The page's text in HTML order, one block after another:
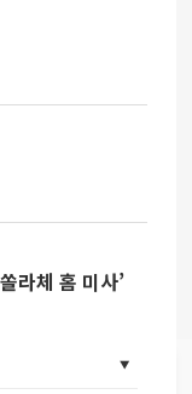
라체 홈 미사’